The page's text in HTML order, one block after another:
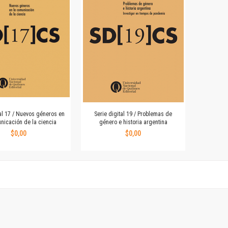
Revista de Ciencias Sociales. Segunda época
Fondo editorial
Biomedicina
Coediciones
Libros de arte
Intersecciones
Convergencia. Entre memoria y sociedad
17 / Nuevos géneros en
de la ciencia
$0,00
Serie digital 19 / Problemas de
género e historia argentina
$0,00